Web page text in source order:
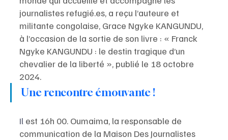
journalistes refugié.es, a reçu l’auteure et
militante congolaise, Grace Ngyke KANGUNDU,
à l’occasion de la sortie de son livre : « Franck
Ngyke KANGUNDU : le destin tragique d’un
chevalier de la liberté », publié le 18 octobre
2024.
Une rencontre émouvante !
Il est 16h 00. Oumaima, la responsable de
communication de la Maison Des Journalistes